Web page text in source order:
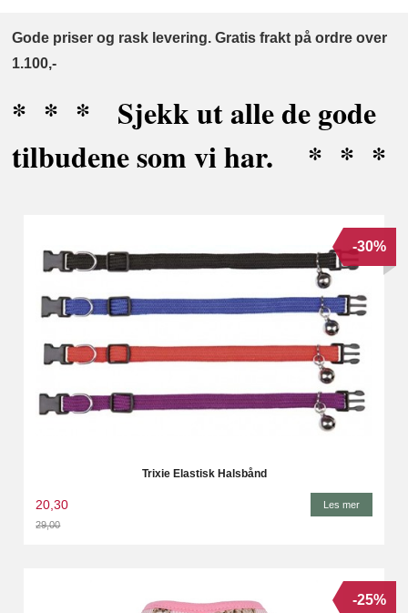
Gode priser og rask levering. Gratis frakt på ordre over
1.100,-
* * * Sjekk ut alle de gode
tilbudene som vi har. * * *
Trixie Elastisk Halsbånd
20,30
29,00
-30%
Les mer
-25%